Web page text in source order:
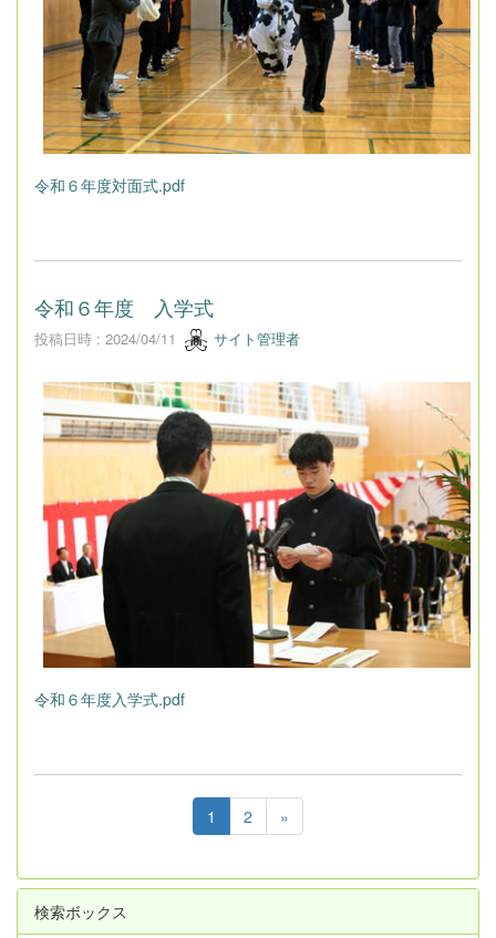
令和６年度対面式.pdf
令和６年度 入学式
投稿日時 : 2024/04/11 サイト管理者
令和６年度入学式.pdf
1 2 »
検索ボックス